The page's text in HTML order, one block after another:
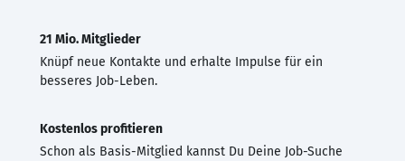
21 Mio. Mitglieder
Knüpf neue Kontakte und erhalte Impulse für ein
besseres Job-Leben.
Kostenlos profitieren
Schon als Basis-Mitglied kannst Du Deine Job-Suche